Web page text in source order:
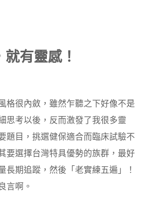
有靈感！
格很內斂，雖然乍聽之下好像不是
思考以後，反而激發了我很多靈
題目，挑選健保適合而臨床試驗不
要選擇台灣特具優勢的族群，最好
長期追蹤，然後「老實練五遍」！
言啊。